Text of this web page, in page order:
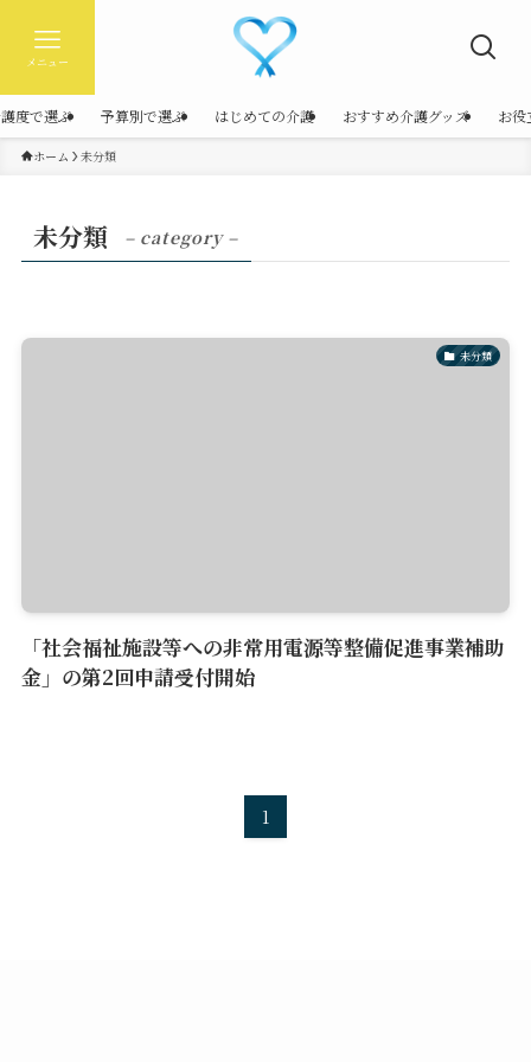
メニュー
度で選ぶ 予算別で選ぶ はじめての介護 おすすめ介護グッズ お役
ホーム 未分類
未分類 – category –
未分類
「社会福祉施設等への非常用電源等整備促進事業補助
金」の第2回申請受付開始
1